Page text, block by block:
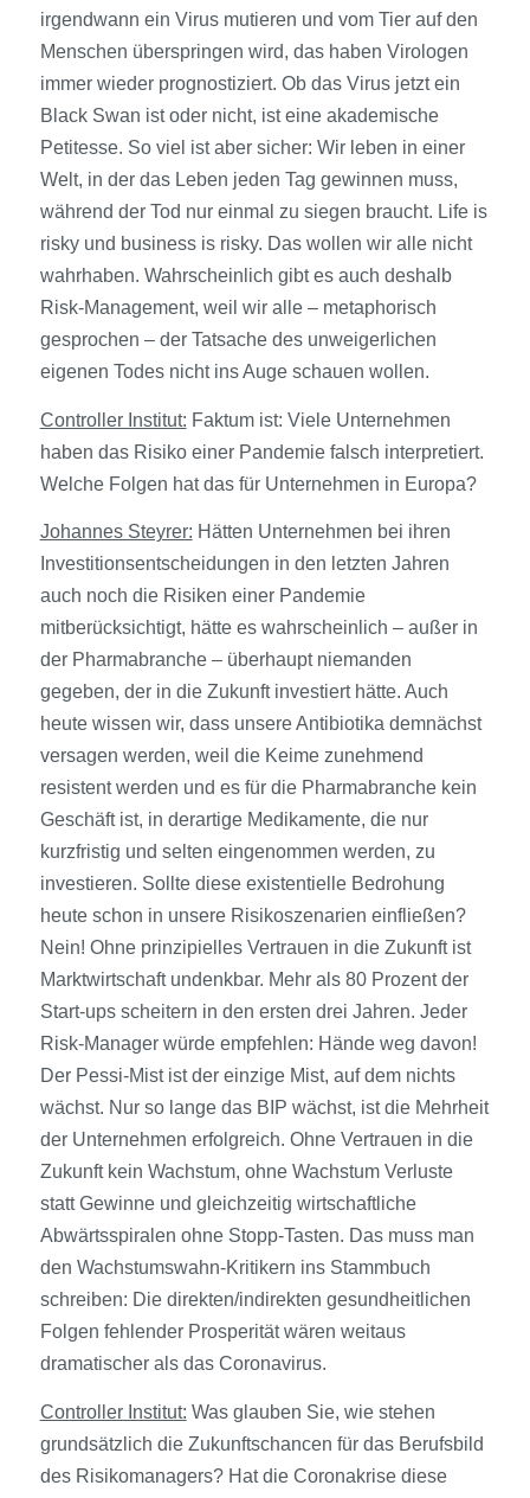
irgendwann ein Virus mutieren und vom Tier auf den
Menschen überspringen wird, das haben Virologen
immer wieder prognostiziert. Ob das Virus jetzt ein
Black Swan ist oder nicht, ist eine akademische
Petitesse. So viel ist aber sicher: Wir leben in einer
Welt, in der das Leben jeden Tag gewinnen muss,
während der Tod nur einmal zu siegen braucht. Life is
risky und business is risky. Das wollen wir alle nicht
wahrhaben. Wahrscheinlich gibt es auch deshalb
Risk-Management, weil wir alle – metaphorisch
gesprochen – der Tatsache des unweigerlichen
eigenen Todes nicht ins Auge schauen wollen.
Controller Institut: Faktum ist: Viele Unternehmen
haben das Risiko einer Pandemie falsch interpretiert.
Welche Folgen hat das für Unternehmen in Europa?
Johannes Steyrer: Hätten Unternehmen bei ihren
Investitionsentscheidungen in den letzten Jahren
auch noch die Risiken einer Pandemie
mitberücksichtigt, hätte es wahrscheinlich – außer in
der Pharmabranche – überhaupt niemanden
gegeben, der in die Zukunft investiert hätte. Auch
heute wissen wir, dass unsere Antibiotika demnächst
versagen werden, weil die Keime zunehmend
resistent werden und es für die Pharmabranche kein
Geschäft ist, in derartige Medikamente, die nur
kurzfristig und selten eingenommen werden, zu
investieren. Sollte diese existentielle Bedrohung
heute schon in unsere Risikoszenarien einfließen?
Nein! Ohne prinzipielles Vertrauen in die Zukunft ist
Marktwirtschaft undenkbar. Mehr als 80 Prozent der
Start-ups scheitern in den ersten drei Jahren. Jeder
Risk-Manager würde empfehlen: Hände weg davon!
Der Pessi-Mist ist der einzige Mist, auf dem nichts
wächst. Nur so lange das BIP wächst, ist die Mehrheit
der Unternehmen erfolgreich. Ohne Vertrauen in die
Zukunft kein Wachstum, ohne Wachstum Verluste
statt Gewinne und gleichzeitig wirtschaftliche
Abwärtsspiralen ohne Stopp-Tasten. Das muss man
den Wachstumswahn-Kritikern ins Stammbuch
schreiben: Die direkten/indirekten gesundheitlichen
Folgen fehlender Prosperität wären weitaus
dramatischer als das Coronavirus.
Controller Institut: Was glauben Sie, wie stehen
grundsätzlich die Zukunftschancen für das Berufsbild
des Risikomanagers? Hat die Coronakrise diese